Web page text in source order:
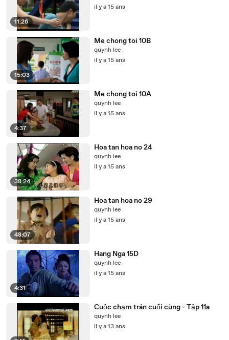
11:26
il y a 15 ans
15:03
Me chong toi 10B
quynh lee
il y a 15 ans
4:37
Me chong toi 10A
quynh lee
il y a 15 ans
38:24
Hoa tan hoa no 24
quynh lee
il y a 15 ans
48:07
Hoa tan hoa no 29
quynh lee
il y a 15 ans
4:31
Hang Nga 15D
quynh lee
il y a 15 ans
Cuộc chạm trán cuối cùng - Tập 11a
quynh lee
il y a 13 ans